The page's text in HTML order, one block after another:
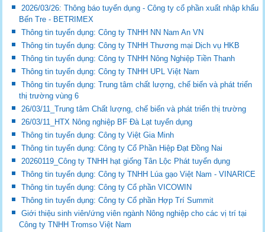
2026/03/26: Thông báo tuyển dụng - Công ty cổ phần xuất nhập khẩu
Bến Tre - BETRIMEX
Thông tin tuyển dụng: Công ty TNHH NN Nam An VN
Thông tin tuyển dụng: Công ty TNHH Thương mại Dịch vụ HKB
Thông tin tuyển dụng: Công ty TNHH Nông Nghiệp Tiền Thanh
Thông tin tuyển dụng: Công ty TNHH UPL Việt Nam
Thông tin tuyển dụng: Trung tâm chất lượng, chế biến và phát triển
thị trường vùng 6
26/03/11_Trung tâm Chất lượng, chế biến và phát triển thị trường
26/03/11_HTX Nông nghiệp BF Đà Lạt tuyển dụng
Thông tin tuyển dụng: Công ty Việt Gia Minh
Thông tin tuyển dụng: Công ty Cổ Phần Hiệp Đạt Đồng Nai
20260119_Công ty TNHH hạt giống Tân Lộc Phát tuyển dụng
Thông tin tuyển dụng: Công ty TNHH Lúa gạo Việt Nam - VINARICE
Thông tin tuyển dụng: Công ty Cổ phần VICOWIN
Thông tin tuyển dụng: Công ty Cổ phần Hợp Trí Summit
Giới thiệu sinh viên/ứng viên ngành Nông nghiệp cho các vị trí tại
Công ty TNHH Tromso Việt Nam